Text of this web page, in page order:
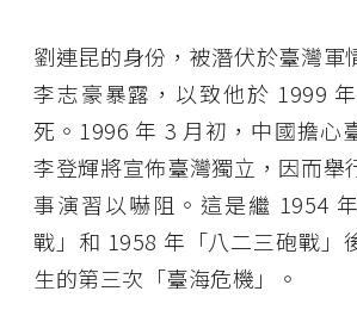
劉連昆的身份，被潛伏於臺灣軍
李志豪暴露，以致他於 1999
死。1996 年 3 月初，中國擔心
李登輝將宣佈臺灣獨立，因而舉
事演習以嚇阻。這是繼 1954
戰」和 1958 年「八二三砲戰」
生的第三次「臺海危機」。